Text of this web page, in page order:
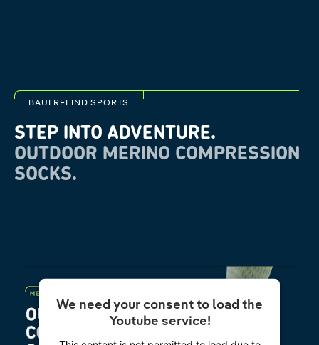
BAUERFEIND SPORTS
STEP INTO ADVENTURE.
OUTDOOR MERINO COMPRESSION
SOCKS.
We need your consent to load the
Youtube service!